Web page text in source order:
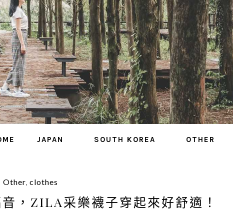
JAPAN SOUTH KOREA OTHER
Other, clothes
，ZILA采樂襪子穿起來好舒適！